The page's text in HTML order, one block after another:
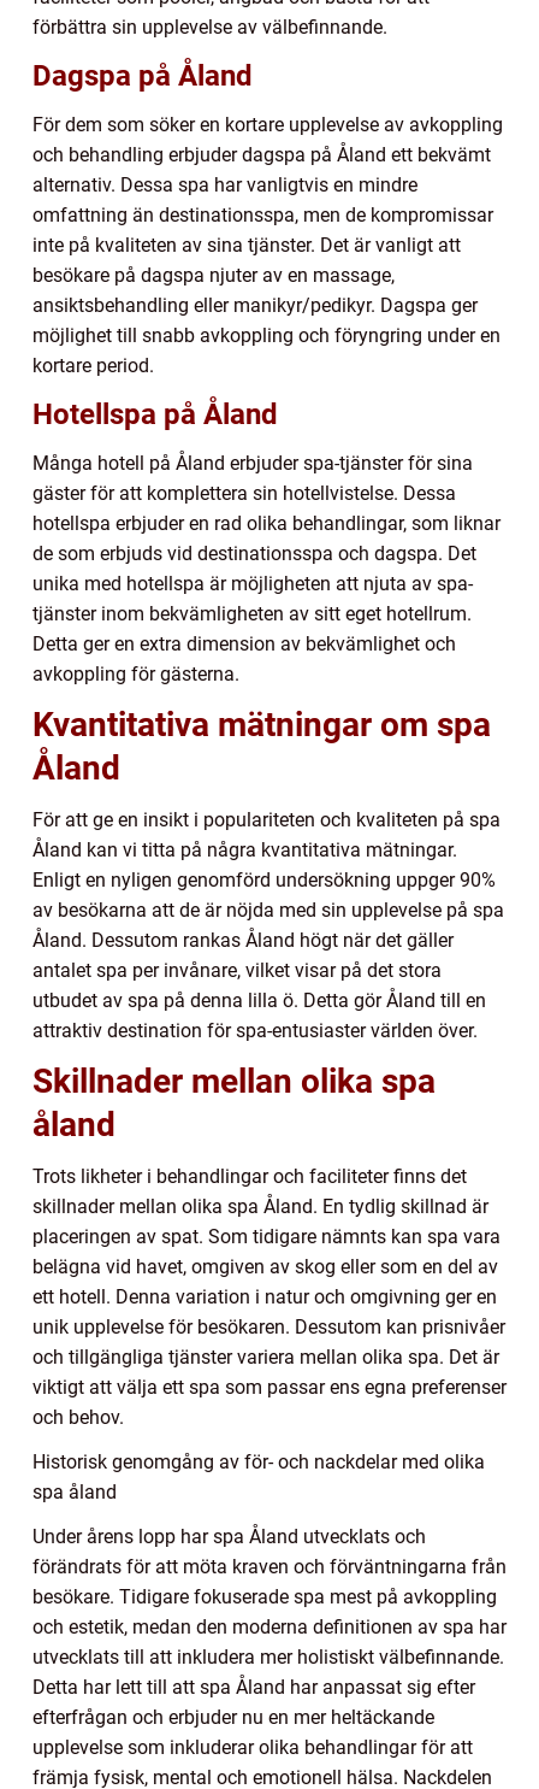
förbättra sin upplevelse av välbefinnande.
Dagspa på Åland
För dem som söker en kortare upplevelse av avkoppling
och behandling erbjuder dagspa på Åland ett bekvämt
alternativ. Dessa spa har vanligtvis en mindre
omfattning än destinationsspa, men de kompromissar
inte på kvaliteten av sina tjänster. Det är vanligt att
besökare på dagspa njuter av en massage,
ansiktsbehandling eller manikyr/pedikyr. Dagspa ger
möjlighet till snabb avkoppling och föryngring under en
kortare period.
Hotellspa på Åland
Många hotell på Åland erbjuder spa-tjänster för sina
gäster för att komplettera sin hotellvistelse. Dessa
hotellspa erbjuder en rad olika behandlingar, som liknar
de som erbjuds vid destinationsspa och dagspa. Det
unika med hotellspa är möjligheten att njuta av spa-
tjänster inom bekvämligheten av sitt eget hotellrum.
Detta ger en extra dimension av bekvämlighet och
avkoppling för gästerna.
Kvantitativa mätningar om spa
Åland
För att ge en insikt i populariteten och kvaliteten på spa
Åland kan vi titta på några kvantitativa mätningar.
Enligt en nyligen genomförd undersökning uppger 90%
av besökarna att de är nöjda med sin upplevelse på spa
Åland. Dessutom rankas Åland högt när det gäller
antalet spa per invånare, vilket visar på det stora
utbudet av spa på denna lilla ö. Detta gör Åland till en
attraktiv destination för spa-entusiaster världen över.
Skillnader mellan olika spa
åland
Trots likheter i behandlingar och faciliteter finns det
skillnader mellan olika spa Åland. En tydlig skillnad är
placeringen av spat. Som tidigare nämnts kan spa vara
belägna vid havet, omgiven av skog eller som en del av
ett hotell. Denna variation i natur och omgivning ger en
unik upplevelse för besökaren. Dessutom kan prisnivåer
och tillgängliga tjänster variera mellan olika spa. Det är
viktigt att välja ett spa som passar ens egna preferenser
och behov.
Historisk genomgång av för- och nackdelar med olika
spa åland
Under årens lopp har spa Åland utvecklats och
förändrats för att möta kraven och förväntningarna från
besökare. Tidigare fokuserade spa mest på avkoppling
och estetik, medan den moderna definitionen av spa har
utvecklats till att inkludera mer holistiskt välbefinnande.
Detta har lett till att spa Åland har anpassat sig efter
efterfrågan och erbjuder nu en mer heltäckande
upplevelse som inkluderar olika behandlingar för att
främja fysisk, mental och emotionell hälsa. Nackdelen